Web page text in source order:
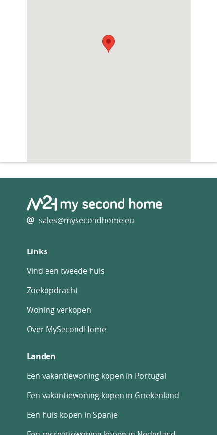
sales@mysecondhome.eu
Links
Vind een tweede huis
Zoekopdracht
Woning verkopen
Over MySecondHome
Landen
Een vakantiewoning kopen in Portugal
Een vakantiewoning kopen in Griekenland
Een huis kopen in Spanje